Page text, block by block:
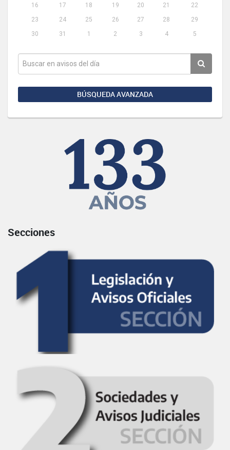
16
17 18 19 20 21
22
23
24 25 26 27 28
29
30
31 1 2 3 4 5
BÚSQUEDA AVANZADA
Secciones